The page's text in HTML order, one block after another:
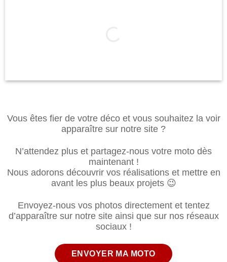
Vous êtes fier de votre déco et vous souhaitez la voir
apparaître sur notre site ?
N’attendez plus et partagez-nous votre moto dès
maintenant !
Nous adorons découvrir vos réalisations et mettre en
avant les plus beaux projets 😉
Envoyez-nous vos photos directement et tentez
d’apparaître sur notre site ainsi que sur nos réseaux
sociaux !
ENVOYER MA MOTO